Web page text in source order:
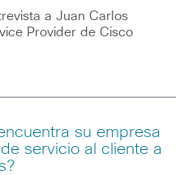
a Juan Carlos
Provider de Cisco
su empresa
servicio al cliente a